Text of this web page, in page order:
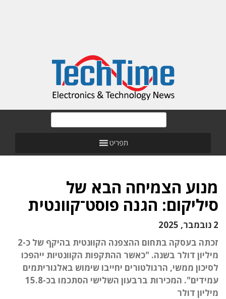
תפריט
מנוע הצמיחה הבא של
סיליקום: הגנה פוסט־קוונטית
2 נובמבר, 2025
זכתה בעסקה בתחום ההצפנה הקוונטית בהיקף של כ-2
מיליון דולר בשנה. "כאשר ההתקפות הקוונטיות ייהפכו
לסיכון ממשי, הרגולטורים יחייבו שימוש באלגוריתמים
עמידים". המכירות ברבעון השלישי הסתכמו בכ-15.8
מיליון דולר